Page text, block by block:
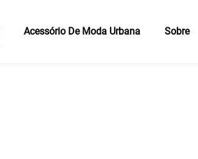
Acessório De Moda Urbana Sobre